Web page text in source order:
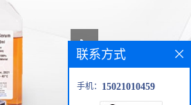
联系方式
手机： 15021010459